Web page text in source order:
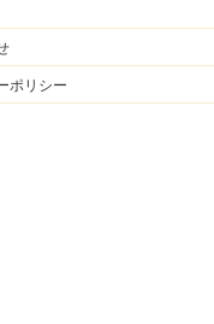
ポリシー